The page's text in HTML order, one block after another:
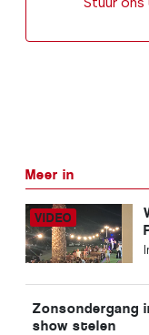
Meer in
Zonsondergang
show stelen